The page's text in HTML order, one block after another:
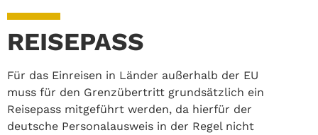
REISEPASS
Für das Einreisen in Länder außerhalb der EU
muss für den Grenzübertritt grundsätzlich ein
Reisepass mitgeführt werden, da hierfür der
deutsche Personalausweis in der Regel nicht